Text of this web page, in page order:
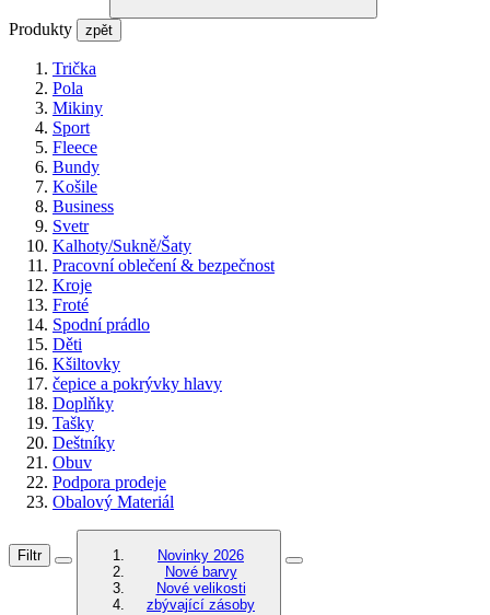
Produkty zpět
Trička
Pola
Mikiny
Sport
Fleece
Bundy
Košile
Business
Svetr
Kalhoty/Sukně/Šaty
Pracovní oblečení & bezpečnost
Kroje
Froté
Spodní prádlo
Děti
Kšiltovky
čepice a pokrývky hlavy
Doplňky
Tašky
Deštníky
Obuv
Podpora prodeje
Obalový Materiál
Filtr
Novinky 2026
Nové barvy
Nové velikosti
zbývající zásoby